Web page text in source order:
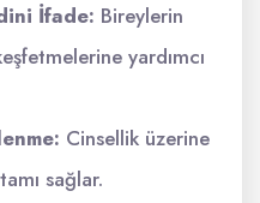
İfade: Bireylerin
yardımcı
Cinsellik üzerine
sağlar.